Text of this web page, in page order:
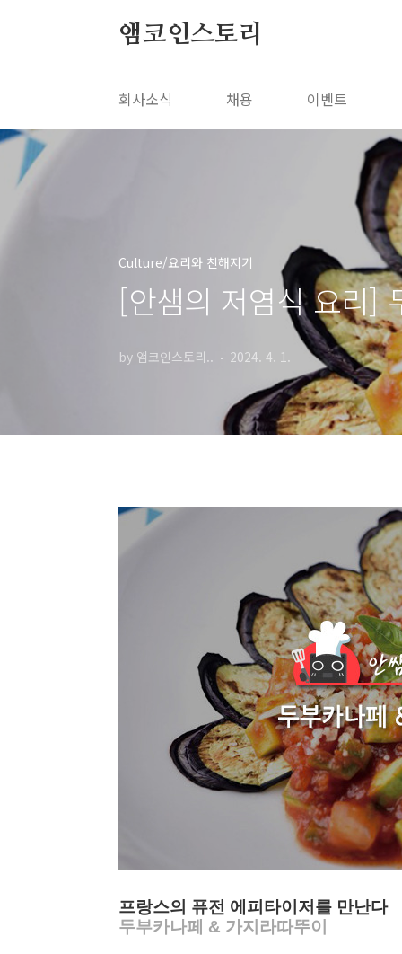
앰코인스토리
회사소식 채용 이벤트
Culture/요리와 친해지기
[안샘의 저염식 요리]
by 앰코인스토리.. 2024. 4. 1.
프랑스의 퓨전 에피타이저를 만난다
두부카나페 & 가지라따뚜이